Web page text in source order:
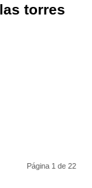
torres
Página 1 de 22